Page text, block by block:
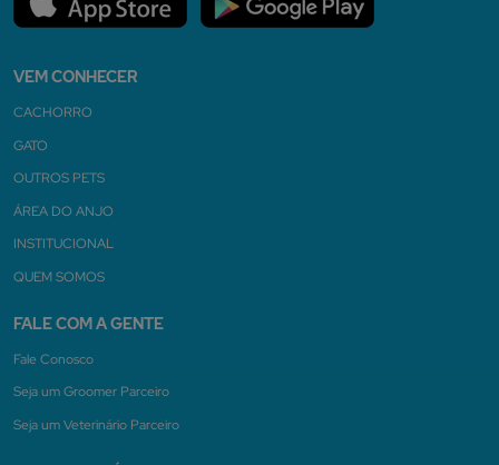
VEM CONHECER
CACHORRO
GATO
OUTROS PETS
ÁREA DO ANJO
INSTITUCIONAL
QUEM SOMOS
FALE COM A GENTE
Fale Conosco
Seja um Groomer Parceiro
Seja um Veterinário Parceiro